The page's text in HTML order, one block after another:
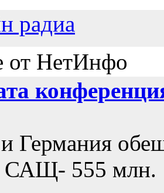
радиа
от НетИнфо
Германия
САЩ- 555 млн.